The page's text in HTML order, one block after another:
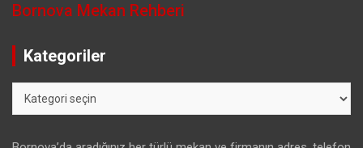
Bornova Mekan Rehberi
Kategoriler